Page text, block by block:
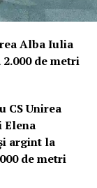
Alba Iulia
de metri
CS Unirea
Elena
argint la
de metri